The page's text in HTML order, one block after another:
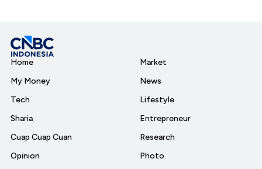
Home
My Money
Tech
Sharia
Cuap Cuap Cuan
Opinion
Market
News
Lifestyle
Entrepreneur
Research
Photo